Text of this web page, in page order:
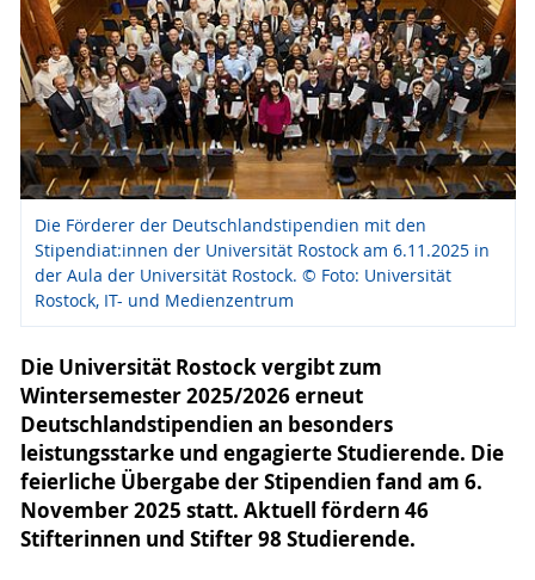
Die Förderer der Deutschlandstipendien mit den
Stipendiat:innen der Universität Rostock am 6.11.2025 in
der Aula der Universität Rostock. © Foto: Universität
Rostock, IT- und Medienzentrum
Die Universität Rostock vergibt zum
Wintersemester 2025/2026 erneut
Deutschlandstipendien an besonders
leistungsstarke und engagierte Studierende. Die
feierliche Übergabe der Stipendien fand am 6.
November 2025 statt. Aktuell fördern 46
Stifterinnen und Stifter 98 Studierende.